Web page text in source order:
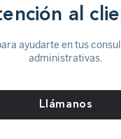
al
ayudarte en tus
administrativas.
Llámanos